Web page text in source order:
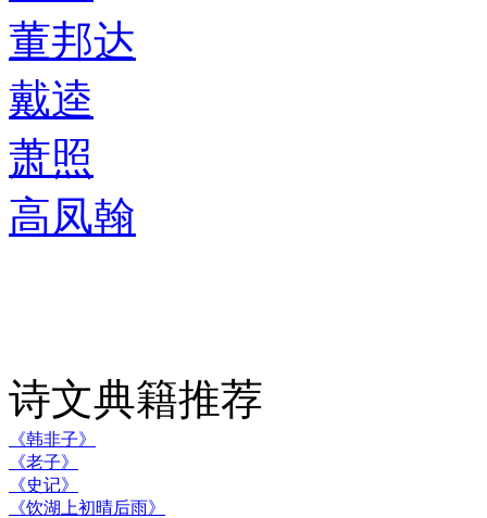
董邦达
戴逵
萧照
高凤翰
诗文典籍推荐
《韩非子》
《老子》
《史记》
《饮湖上初晴后雨》